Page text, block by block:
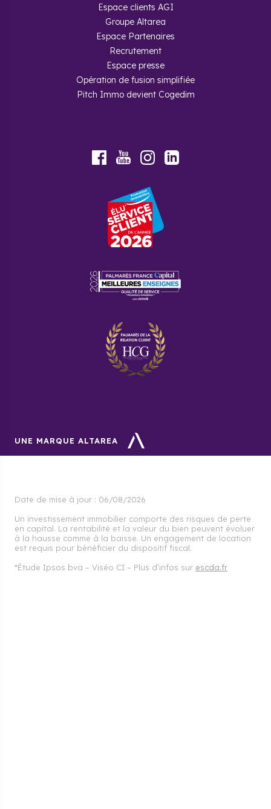
Espace clients AGI
Groupe Altarea
Espace Partenaires
Recrutement
Espace presse
Opération de fusion simplifiée
Pitch Immo devient Cogedim
FacebookYoutubeInstagram
UNE MARQUE ALTAREA
Date de mise à jour : 06/08/2026
Un investissement immobilier comporte des risques de perte
en capital. La rentabilité et la valeur du bien peuvent évoluer
à la hausse comme à la baisse. Un engagement de location
est requis pour bénéficier du dispositif fiscal.
*Étude Ipsos bva – Viséo CI – Plus d’infos sur escda.fr